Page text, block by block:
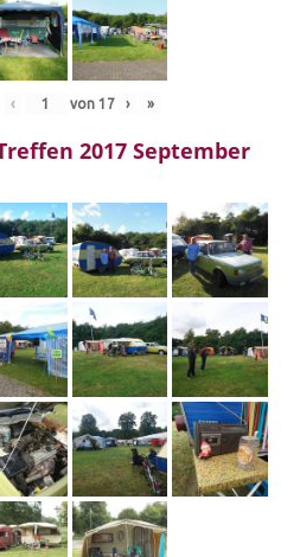
‹ von 17 › »
2017 September